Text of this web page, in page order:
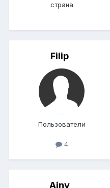
страна
Filip
Пользователи
4
Ainy